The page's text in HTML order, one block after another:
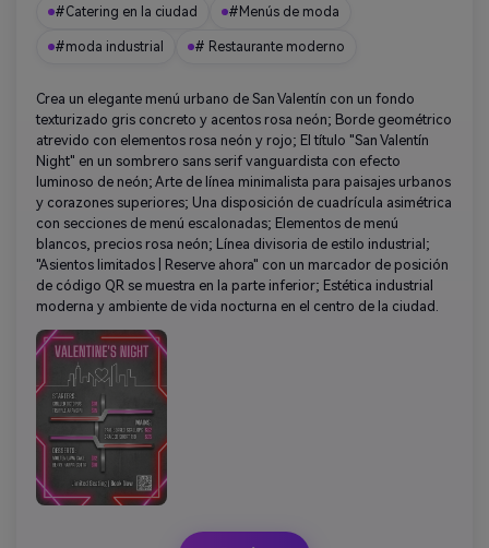
#Catering en la ciudad #Menús de moda
#moda industrial # Restaurante moderno
Crea un elegante menú urbano de San Valentín con un fondo
texturizado gris concreto y acentos rosa neón; Borde geométrico
atrevido con elementos rosa neón y rojo; El título "San Valentín
Night" en un sombrero sans serif vanguardista con efecto
luminoso de neón; Arte de línea minimalista para paisajes urbanos
y corazones superiores; Una disposición de cuadrícula asimétrica
con secciones de menú escalonadas; Elementos de menú
blancos, precios rosa neón; Línea divisoria de estilo industrial;
"Asientos limitados | Reserve ahora" con un marcador de posición
de código QR se muestra en la parte inferior; Estética industrial
moderna y ambiente de vida nocturna en el centro de la ciudad.